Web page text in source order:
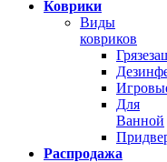
Коврики
Виды
ковриков
Для
Ванной
Распродажа